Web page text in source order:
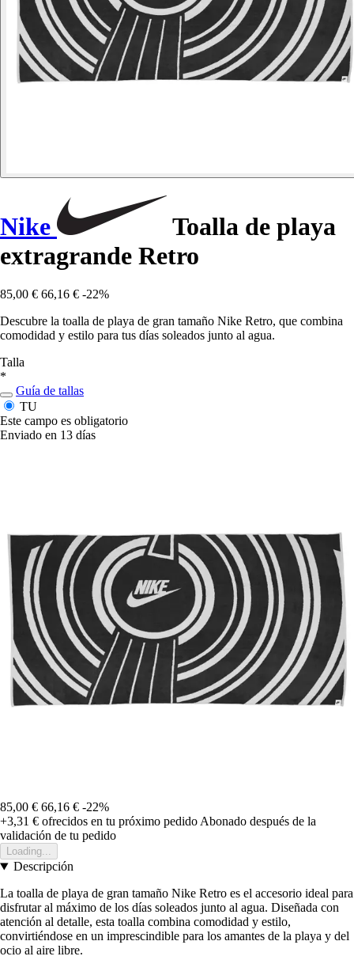
Nike
Toalla de playa
extragrande Retro
85,00 € 66,16 € -22%
Descubre la toalla de playa de gran tamaño Nike Retro, que combina
comodidad y estilo para tus días soleados junto al agua.
Talla
*
Guía de tallas
TU
Este campo es obligatorio
Enviado en 13 días
85,00 € 66,16 € -22%
+3,31 € ofrecidos en tu próximo pedido Abonado después de la
validación de tu pedido
Loading...
Descripción
La toalla de playa de gran tamaño Nike Retro es el accesorio ideal para
disfrutar al máximo de los días soleados junto al agua. Diseñada con
atención al detalle, esta toalla combina comodidad y estilo,
convirtiéndose en un imprescindible para los amantes de la playa y del
ocio al aire libre.